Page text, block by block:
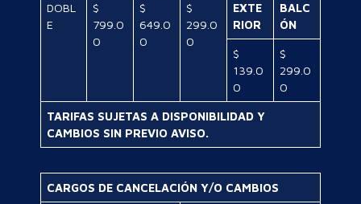
DOBL
E
$
799.0
0
$
649.0
0
$
299.0
0
EXTE
RIOR
BALC
ÓN
$
139.0
0
$
299.0
0
TARIFAS SUJETAS A DISPONIBILIDAD Y
CAMBIOS SIN PREVIO AVISO.
CARGOS DE CANCELACIÓN Y/O CAMBIOS